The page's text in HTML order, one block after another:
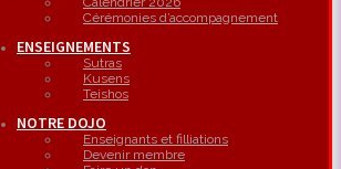
Cérémonies d’accompagnement
ENSEIGNEMENTS
Sutras
Kusens
Teishos
NOTRE DOJO
Enseignants et filliations
Devenir membre